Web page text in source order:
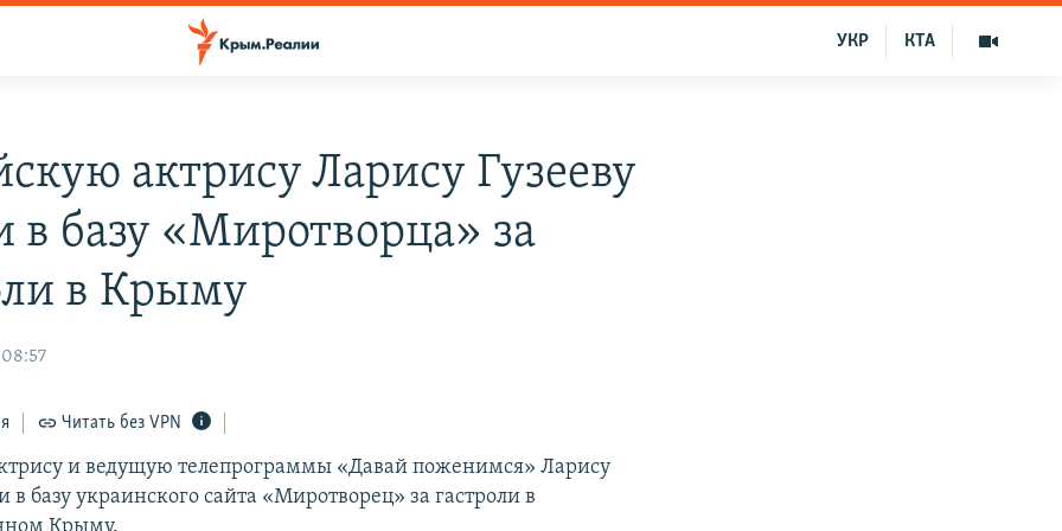
КТА
УКР
актрису Ларису Гузееву
в базу «Миротворца» за
в Крыму
08:57
Читать без VPN
и ведущую телепрограммы «Давай поженимся» Ларису
в базу украинского сайта «Миротворец» за гастроли в